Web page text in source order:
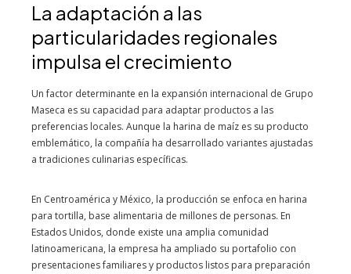
La adaptación a las
particularidades regionales
impulsa el crecimiento
Un factor determinante en la expansión internacional de Grupo
Maseca es su capacidad para adaptar productos a las
preferencias locales. Aunque la harina de maíz es su producto
emblemático, la compañía ha desarrollado variantes ajustadas
a tradiciones culinarias específicas.
En Centroamérica y México, la producción se enfoca en harina
para tortilla, base alimentaria de millones de personas. En
Estados Unidos, donde existe una amplia comunidad
latinoamericana, la empresa ha ampliado su portafolio con
presentaciones familiares y productos listos para preparación